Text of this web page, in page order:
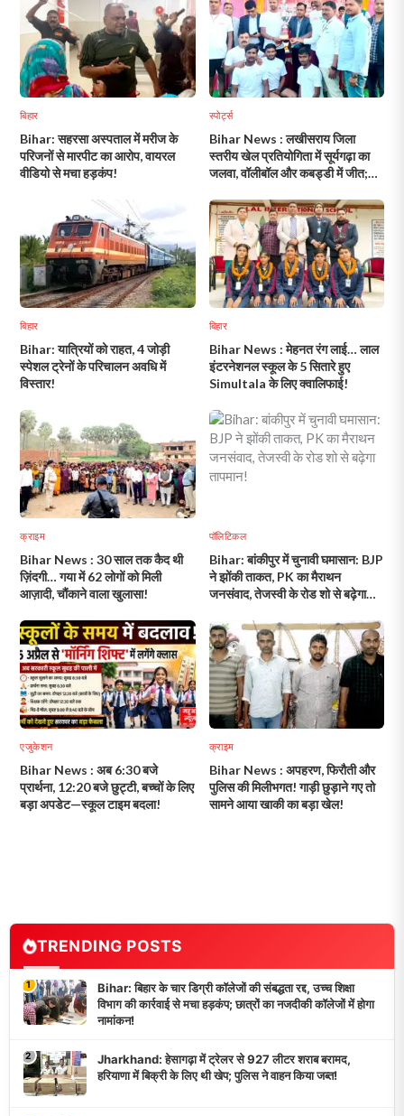
बिहार
Bihar: सहरसा अस्पताल में मरीज के
परिजनों से मारपीट का आरोप, वायरल
वीडियो से मचा हड़कंप!
स्पोर्ट्स
Bihar News : लखीसराय जिला
स्तरीय खेल प्रतियोगिता में सूर्यगढ़ा का
जलवा, वॉलीबॉल और कबड्डी में जीत;
बिहार
Bihar: यात्रियों को राहत, 4 जोड़ी
स्पेशल ट्रेनों के परिचालन अवधि में
विस्तार!
बिहार
Bihar News : मेहनत रंग लाई… लाल
इंटरनेशनल स्कूल के 5 सितारे हुए
Simultala के लिए क्वालिफाई!
क्राइम
Bihar News : 30 साल तक कैद थी
ज़िंदगी… गया में 62 लोगों को मिली
आज़ादी, चौंकाने वाला खुलासा!
पॉलिटिकल
Bihar: बांकीपुर में चुनावी घमासान: BJP
ने झोंकी ताकत, PK का मैराथन
जनसंवाद, तेजस्वी के रोड शो से बढ़ेगा
एजुकेशन
Bihar News : अब 6:30 बजे
प्रार्थना, 12:20 बजे छुट्टी, बच्चों के लिए
बड़ा अपडेट—स्कूल टाइम बदला!
क्राइम
Bihar News : अपहरण, फिरौती और
पुलिस की मिलीभगत! गाड़ी छुड़ाने गए तो
सामने आया खाकी का बड़ा खेल!
TRENDING POSTS
1
Bihar: बिहार के चार डिग्री कॉलेजों की संबद्धता रद्द, उच्च शिक्षा
विभाग की कार्रवाई से मचा हड़कंप; छात्रों का नजदीकी कॉलेजों में होगा
नामांकन!
2
Jharkhand: हेसागढ़ा में ट्रेलर से 927 लीटर शराब बरामद,
हरियाणा में बिक्री के लिए थी खेप; पुलिस ने वाहन किया जब्त!